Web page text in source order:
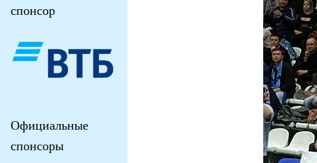
спонсор
Официальные
спонсоры